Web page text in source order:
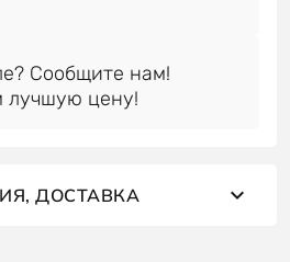
Сообщите нам!
ДОСТАВКА